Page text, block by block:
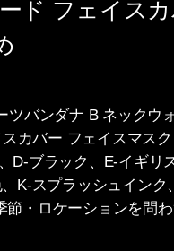
ド フェイス
バンダナ B ネックウ
カバー フェイスマス
ブラック、E-イギリ
K-スプラッシュインク
・ロケーションを問